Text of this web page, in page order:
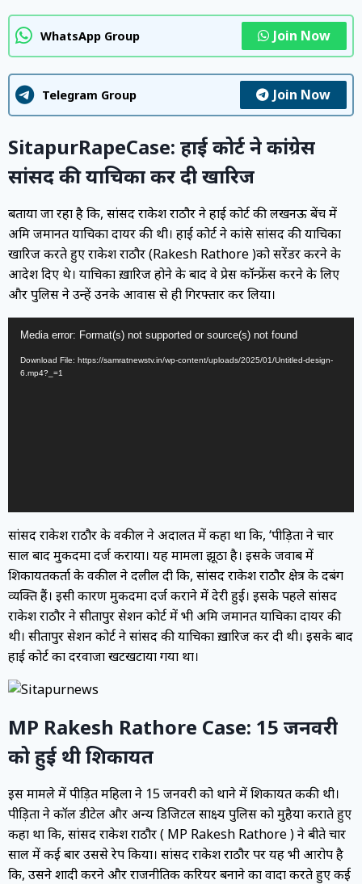
WhatsApp Group Join Now
Telegram Group Join Now
SitapurRapeCase: हाई कोर्ट ने कांग्रेस
सांसद की याचिका कर दी खारिज
बताया जा रहा है कि, सांसद राकेश राठौर ने हाई कोर्ट की लखनऊ बेंच में
अग्रिम जमानत याचिका दायर की थी। हाई कोर्ट ने कांग्रेस सांसद की याचिका
खारिज करते हुए राकेश राठौर (Rakesh Rathore )को सरेंडर करने के
आदेश दिए थे। याचिका ख़ारिज होने के बाद वे प्रेस कॉन्फ्रेंस करने के लिए
और पुलिस ने उन्हें उनके आवास से ही गिरफ्तार कर लिया।
Video
Media error: Format(s) not supported or source(s) not found
Download File: https://samratnewstv.in/wp-content/uploads/2025/01/Untitled-design-
6.mp4?_=1
सांसद राकेश राठौर के वकील ने अदालत में कहा था कि, ‘पीड़िता ने चार
साल बाद मुकदमा दर्ज कराया। यह मामला झूठा है। इसके जवाब में
शिकायतकर्ता के वकील ने दलील दी कि, सांसद राकेश राठौर क्षेत्र के दबंग
व्यक्ति हैं। इसी कारण मुकदमा दर्ज कराने में देरी हुई। इसके पहले सांसद
राकेश राठौर ने सीतापुर सेशन कोर्ट में भी अग्रिम जमानत याचिका दायर की
थी। सीतापुर सेशन कोर्ट ने सांसद की याचिका ख़ारिज कर दी थी। इसके बाद
हाई कोर्ट का दरवाजा खटखटाया गया था।
MP Rakesh Rathore Case: 15 जनवरी
को हुई थी शिकायत
इस मामले में पीड़ित महिला ने 15 जनवरी को थाने में शिकायत ककी थी।
पीड़िता ने कॉल डीटेल और अन्य डिजिटल साक्ष्य पुलिस को मुहैया कराते हुए
कहा था कि, सांसद राकेश राठौर ( MP Rakesh Rathore ) ने बीते चार
साल में कई बार उससे रेप किया। सांसद राकेश राठौर पर यह भी आरोप है
कि, उसने शादी करने और राजनीतिक करियर बनाने का वादा करते हुए कई